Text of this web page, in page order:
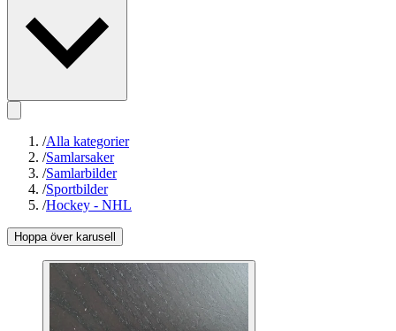
/Alla kategorier
/Samlarsaker
/Samlarbilder
/Sportbilder
/Hockey - NHL
Hoppa över karusell